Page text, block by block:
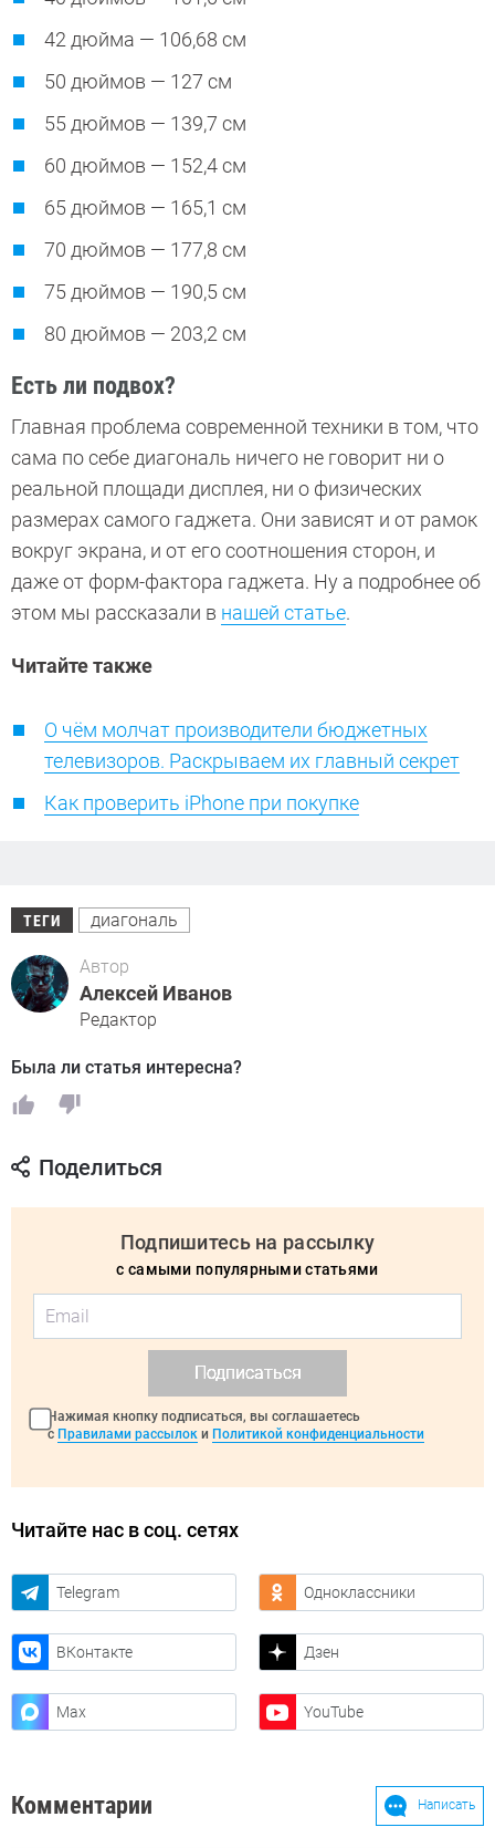
42 дюйма — 106,68 см
50 дюймов — 127 см
55 дюймов — 139,7 см
60 дюймов — 152,4 см
65 дюймов — 165,1 см
70 дюймов — 177,8 см
75 дюймов — 190,5 см
80 дюймов — 203,2 см
Есть ли подвох?
Главная проблема современной техники в том, что
сама по себе диагональ ничего не говорит ни о
реальной площади дисплея, ни о физических
размерах самого гаджета. Они зависят и от рамок
вокруг экрана, и от его соотношения сторон, и
даже от форм-фактора гаджета. Ну а подробнее об
этом мы рассказали в нашей статье.
Читайте также
О чём молчат производители бюджетных
телевизоров. Раскрываем их главный секрет
Как проверить iPhone при покупке
ТЕГИ диагональ
Автор
Алексей Иванов
Редактор
Была ли статья интересна?
Поделиться
Подпишитесь на рассылку
с самыми популярными статьями
Подписаться
Нажимая кнопку подписаться, вы соглашаетесь
с Правилами рассылок и Политикой конфиденциальности
Читайте нас в соц. сетях
Telegram Одноклассники
ВКонтакте Дзен
Max YouTube
Комментарии Написать